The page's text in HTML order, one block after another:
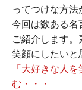
ってつけな方法
今回は数ある名
ご紹介します。
笑顔にしたいと
「大好きな人
む・・・